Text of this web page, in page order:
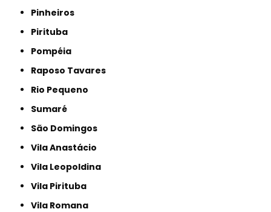
Pinheiros
Pirituba
Pompéia
Raposo Tavares
Rio Pequeno
Sumaré
São Domingos
Vila Anastácio
Vila Leopoldina
Vila Pirituba
Vila Romana